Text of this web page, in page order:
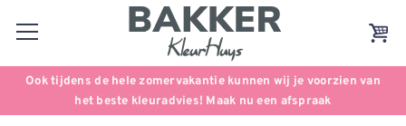
Ook tijdens de hele zomervakantie kunnen wij je voorzien van
het beste kleuradvies! Maak nu een afspraak